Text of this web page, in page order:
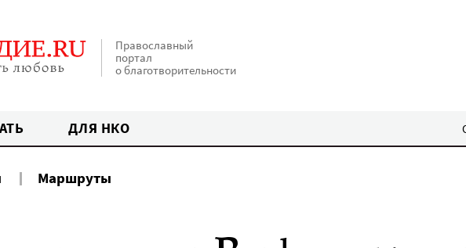
Православный
портал
о благотворительности
ДЛЯ НКО
Маршруты